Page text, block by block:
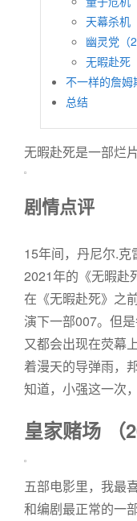
天幕杀机
幽灵党（
无暇赴死
不一样的詹姆
总结
无暇赴死是一部烂
剧情点评
15年间，丹尼尔.
2021年的《无暇赴
在《无暇赴死》之
演下一部007。但
又都会出现在荧幕
着漫天的导弹雨，
知道，小强这一次
皇家赌场 （
五部电影里，我最
和编剧最正常的一